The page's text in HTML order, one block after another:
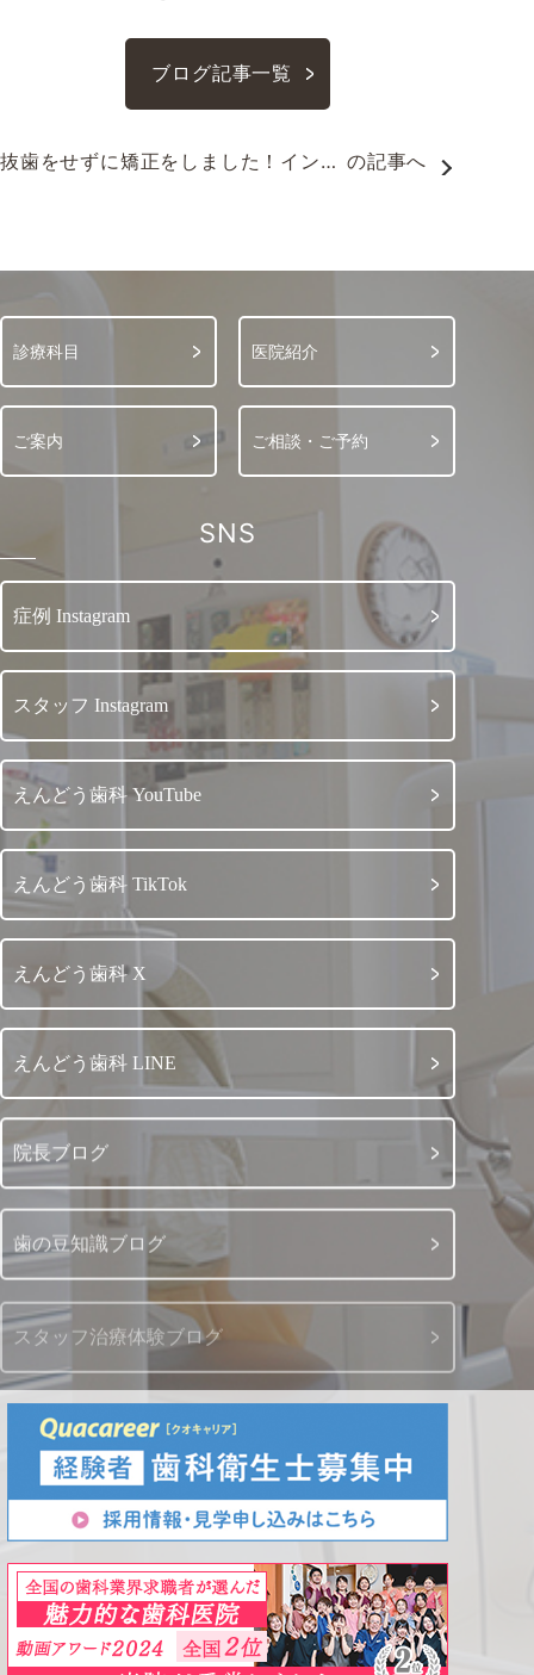
ブログ記事一覧
抜歯をせずに矯正をしました！インビ の記事へ
診療科目 医院紹介
ご案内 ご相談・ご予約
SNS
症例 Instagram
スタッフ Instagram
えんどう歯科 YouTube
えんどう歯科 TikTok
えんどう歯科 X
えんどう歯科 LINE
院長ブログ
歯の豆知識ブログ
スタッフ治療体験ブログ